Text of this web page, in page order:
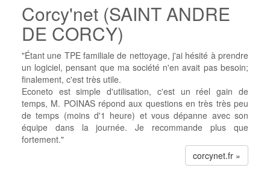
Corcy'net (SAINT ANDRE
DE CORCY)
"Étant une TPE familiale de nettoyage, j'ai hésité à prendre
un logiciel, pensant que ma société n'en avait pas besoin;
finalement, c'est très utile.
Econeto est simple d'utilisation, c'est un réel gain de
temps, M. POINAS répond aux questions en très très peu
de temps (moins d'1 heure) et vous dépanne avec son
équipe dans la journée. Je recommande plus que
fortement."
corcynet.fr »